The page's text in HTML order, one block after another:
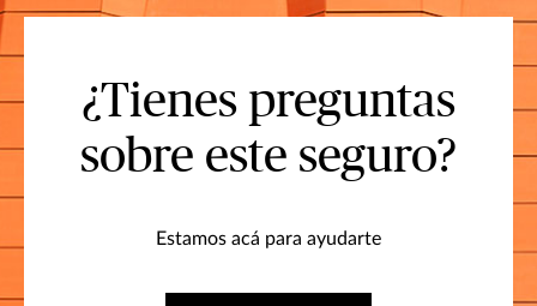
¿Tienes preguntas
sobre este seguro?
Estamos acá para ayudarte